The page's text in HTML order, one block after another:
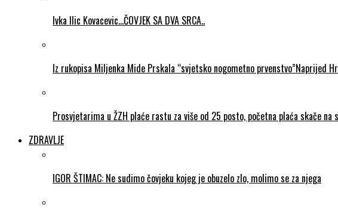
Ivka Ilic Kovacevic…ČOVJEK SA DVA SRCA..
Iz rukopisa Miljenka Mide Prskala “svjetsko nogometno prvenstvo”Naprijed
Prosvjetarima u ŽZH plaće rastu za više od 25 posto, početna plaća skače na
ZDRAVLJE
IGOR ŠTIMAC: Ne sudimo čovjeku kojeg je obuzelo zlo, molimo se za njega